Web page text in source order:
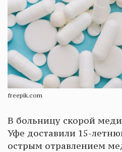
freepik.com
В больницу скорой
Уфе доставили 15-
острым отравлением